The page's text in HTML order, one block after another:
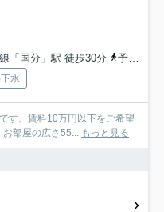
「国分」駅 徒歩30分 予讃線「讃岐府中」駅 徒歩52分
水
す。賃料10万円以下をご希望
部屋の広さ55... もっと見る